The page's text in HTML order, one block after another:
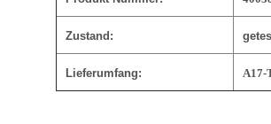
Zustand:
Lieferumfang: A17-